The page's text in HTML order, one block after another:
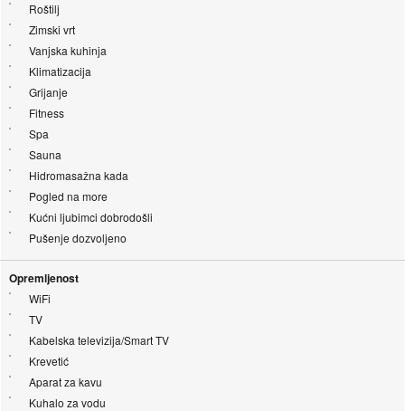
Roštilj
Zimski vrt
Vanjska kuhinja
Klimatizacija
Grijanje
Fitness
Spa
Sauna
Hidromasažna kada
Pogled na more
Kućni ljubimci dobrodošli
Pušenje dozvoljeno
Opremljenost
WiFi
TV
Kabelska televizija/Smart TV
Krevetić
Aparat za kavu
Kuhalo za vodu